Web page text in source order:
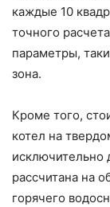
каждые 10
точного
параметры,
зона.
Кроме того,
котел на
исключительно
рассчитана на
горячего